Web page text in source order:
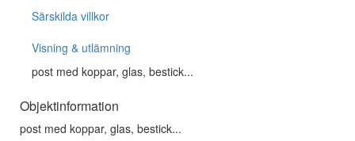
Särskilda villkor
Visning & utlämning
post med koppar, glas, bestick...
Objektinformation
post med koppar, glas, bestick...